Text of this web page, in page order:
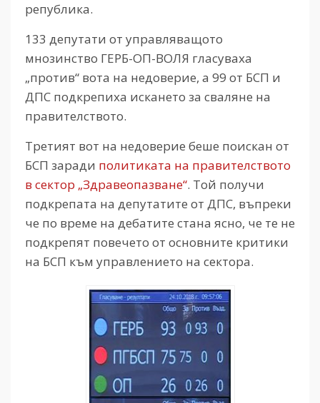
република.
133 депутати от управляващото
мнозинство ГЕРБ-ОП-ВОЛЯ гласуваха
„против“ вота на недоверие, а 99 от БСП и
ДПС подкрепиха искането за сваляне на
правителството.
Третият вот на недоверие беше поискан от
БСП заради политиката на правителството
в сектор „Здравеопазване“. Той получи
подкрепата на депутатите от ДПС, въпреки
че по време на дебатите стана ясно, че те не
подкрепят повечето от основните критики
на БСП към управлението на сектора.